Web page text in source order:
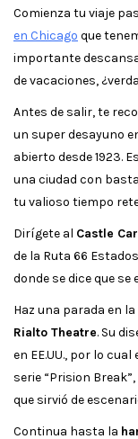
Comienza tu viaje
en Chicago que
importante
de vacaciones,
Antes de salir, te
un super desayuno
abierto desde 1923.
una ciudad con
tu valioso tiempo
Dirígete al Castle
de la Ruta 66
donde se dice que se
Haz una parada en
Rialto Theatre. Su
en EE.UU., por lo
serie “Prision
que sirvió de
Continua hasta la